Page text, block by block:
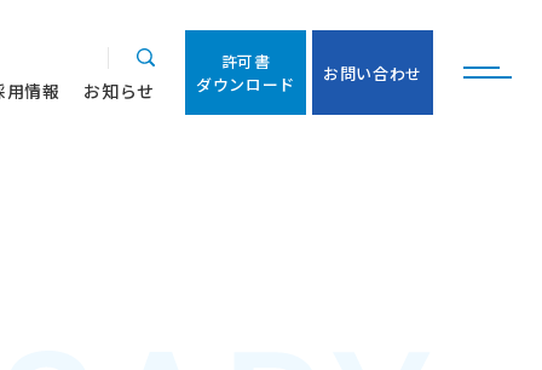
お問い合わせ
許
許
可
可
書
書
ダ
ダ
ウ
ウ
ン
ン
ロ
ロ
ー
ー
ド
ド
用情報
お知らせ